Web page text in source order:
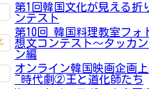
第1回韓国文化が見える折
ンテスト
第10回 韓国料理教室フォ
想文コンテスト～タッカン
ン編
オンライン韓国映画企画
~時代劇②王と道化師たち